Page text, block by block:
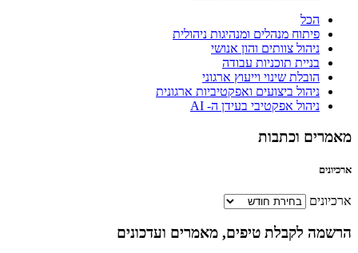
הכל
פיתוח מנהלים ומנהיגות ניהולית
ניהול צוותים והון אנושי
בניית תוכניות עבודה
הובלת שינוי וייעוץ ארגוני
ניהול ביצועים ואפקטיביות ארגונית
ניהול אפקטיבי בעידן ה- AI
מאמרים וכתבות
ארכיונים
ארכיונים
הרשמה לקבלת טיפים, מאמרים ועדכונים